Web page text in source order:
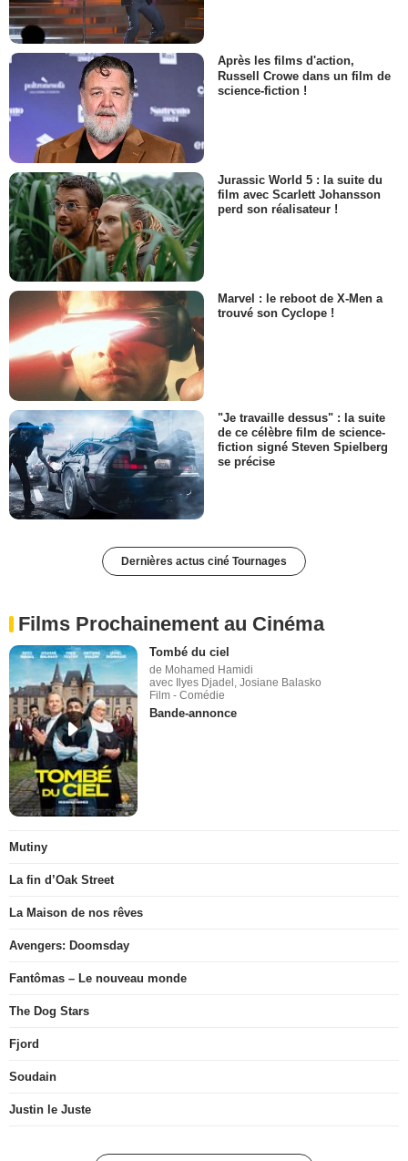
Après les films d'action,
Russell Crowe dans un film de
science-fiction !
Jurassic World 5 : la suite du
film avec Scarlett Johansson
perd son réalisateur !
Marvel : le reboot de X-Men a
trouvé son Cyclope !
"Je travaille dessus" : la suite
de ce célèbre film de science-
fiction signé Steven Spielberg
se précise
Dernières actus ciné Tournages
Films Prochainement au Cinéma
Tombé du ciel
de Mohamed Hamidi
avec Ilyes Djadel, Josiane Balasko
Film - Comédie
Bande-annonce
Mutiny
La fin d’Oak Street
La Maison de nos rêves
Avengers: Doomsday
Fantômas – Le nouveau monde
The Dog Stars
Fjord
Soudain
Justin le Juste